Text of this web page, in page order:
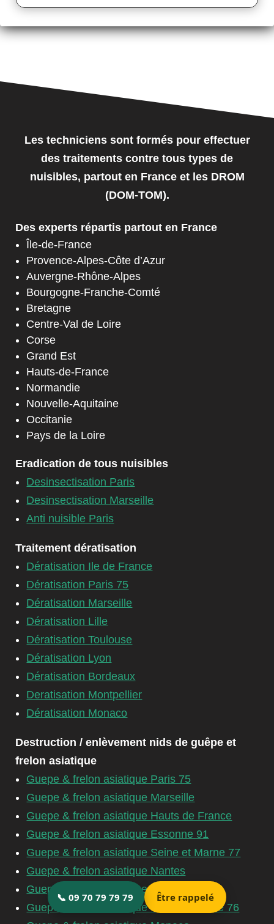
Les techniciens sont formés pour effectuer
des traitements contre tous types de
nuisibles, partout en France et les DROM
(DOM-TOM).
Des experts répartis partout en France
Île-de-France
Provence-Alpes-Côte d’Azur
Auvergne-Rhône-Alpes
Bourgogne-Franche-Comté
Bretagne
Centre-Val de Loire
Corse
Grand Est
Hauts-de-France
Normandie
Nouvelle-Aquitaine
Occitanie
Pays de la Loire
Eradication de tous nuisibles
Desinsectisation Paris
Desinsectisation Marseille
Anti nuisible Paris
Traitement dératisation
Dératisation Ile de France
Dératisation Paris 75
Dératisation Marseille
Dératisation Lille
Dératisation Toulouse
Dératisation Lyon
Dératisation Bordeaux
Deratisation Montpellier
Dératisation Monaco
Destruction / enlèvement nids de guêpe et
frelon asiatique
Guepe & frelon asiatique Paris 75
Guepe & frelon asiatique Marseille
Guepe & frelon asiatique Hauts de France
Guepe & frelon asiatique Essonne 91
Guepe & frelon asiatique Seine et Marne 77
Guepe & frelon asiatique Nantes
Guepe & frelon asiatique Dordogne 24
Guepe & frelon asiatique Seine Maritime 76